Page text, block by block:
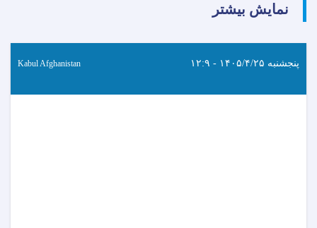
نمایش بیشتر
پنجشنبه ۱۴۰۵/۴/۲۵ - ۱۲:۹ Kabul Afghanistan